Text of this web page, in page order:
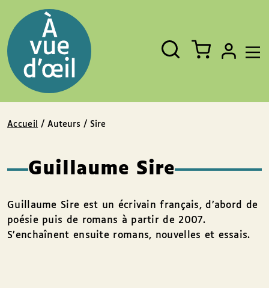
Fermer
Rechercher
un
livre,
un
auteur,
un
EAN
Accueil / Auteurs / Sire
Guillaume Sire
Guillaume Sire est un écrivain français, d’abord de
poésie puis de romans à partir de 2007.
S’enchaînent ensuite romans, nouvelles et essais.